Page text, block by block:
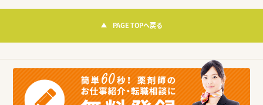
PAGE TOPへ戻る